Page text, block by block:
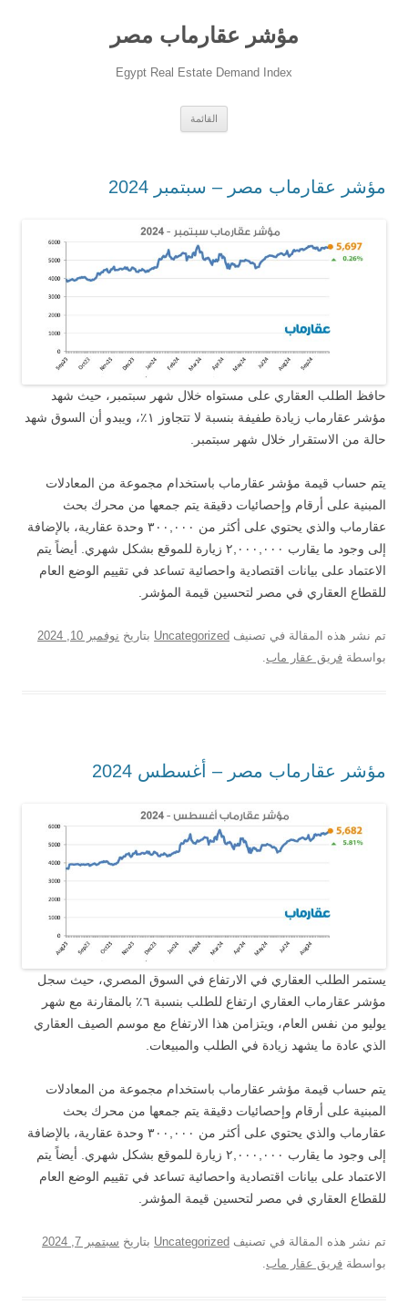
مؤشر عقارماب مصر
Egypt Real Estate Demand Index
القائمة
مؤشر عقارماب مصر – سبتمبر 2024
حافظ الطلب العقاري على مستواه خلال شهر سبتمبر، حيث شهد
مؤشر عقارماب زيادة طفيفة بنسبة لا تتجاوز ١٪، ويبدو أن السوق شهد
حالة من الاستقرار خلال شهر سبتمبر.
يتم حساب قيمة مؤشر عقارماب باستخدام مجموعة من المعادلات
المبنية على أرقام وإحصائيات دقيقة يتم جمعها من محرك بحث
عقارماب والذي يحتوي على أكثر من ٣٠٠,٠٠٠ وحدة عقارية، بالإضافة
إلى وجود ما يقارب ٢,٠٠٠,٠٠٠ زيارة للموقع بشكل شهري. أيضاً يتم
الاعتماد على بيانات اقتصادية واحصائية تساعد في تقييم الوضع العام
للقطاع العقاري في مصر لتحسين قيمة المؤشر.
تم نشر هذه المقالة في تصنيف Uncategorized بتاريخ نوفمبر 10, 2024
بواسطة فريق عقار ماب
مؤشر عقارماب مصر – أغسطس 2024
يستمر الطلب العقاري في الارتفاع في السوق المصري، حيث سجل
مؤشر عقارماب العقاري ارتفاع للطلب بنسبة ٦٪ بالمقارنة مع شهر
يوليو من نفس العام، ويتزامن هذا الارتفاع مع موسم الصيف العقاري
الذي عادة ما يشهد زيادة في الطلب والمبيعات.
يتم حساب قيمة مؤشر عقارماب باستخدام مجموعة من المعادلات
المبنية على أرقام وإحصائيات دقيقة يتم جمعها من محرك بحث
عقارماب والذي يحتوي على أكثر من ٣٠٠,٠٠٠ وحدة عقارية، بالإضافة
إلى وجود ما يقارب ٢,٠٠٠,٠٠٠ زيارة للموقع بشكل شهري. أيضاً يتم
الاعتماد على بيانات اقتصادية واحصائية تساعد في تقييم الوضع العام
للقطاع العقاري في مصر لتحسين قيمة المؤشر.
تم نشر هذه المقالة في تصنيف Uncategorized بتاريخ سبتمبر 7, 2024
بواسطة فريق عقار ماب